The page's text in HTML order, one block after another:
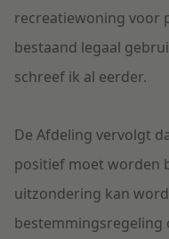
recreatiewoning voor
bestaand legaal
schreef ik al eerder.
De Afdeling vervolgt
positief moet worden
uitzondering kan
bestemmingsregeling